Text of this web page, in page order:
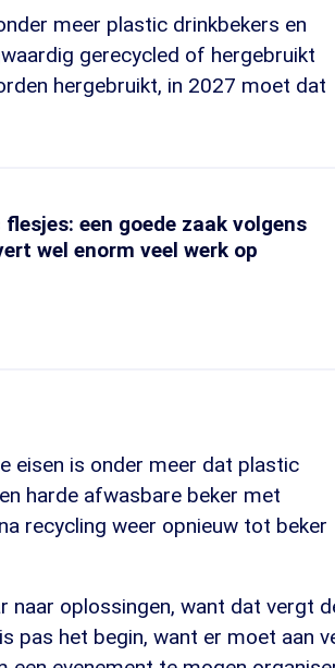
meer plastic drinkbekers en
gerecycled of hergebruikt
hergebruikt, in 2027 moet dat
een goede zaak volgens
wel enorm veel werk op
eisen is onder meer dat plastic
harde afwasbare beker met
recycling weer opnieuw tot beker
naar oplossingen, want dat vergt
pas het begin, want er moet aan